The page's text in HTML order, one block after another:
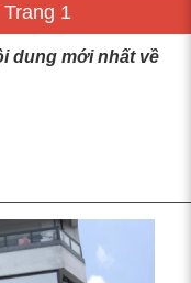
1
dung mới nhất về